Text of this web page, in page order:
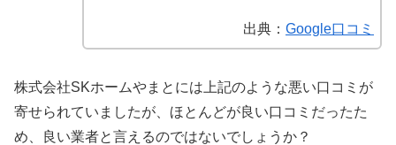
出典： Google口コミ
株式会社SKホームやまとには上記のような悪い口コミが
寄せられていましたが、 ほとんどが良い口コミだったた
め、良い業者と言えるのではないでしょうか？